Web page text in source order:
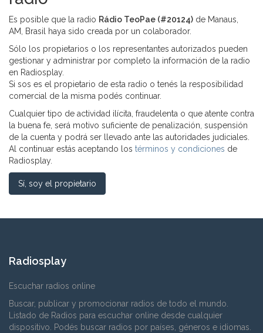
Es posible que la radio Rádio TeoPae (#20124) de Manaus,
AM, Brasil haya sido creada por un colaborador.
Sólo los propietarios o los representantes autorizados pueden
gestionar y administrar por completo la información de la radio
en Radiosplay.
Si sos es el propietario de esta radio o tenés la resposibilidad
comercial de la misma podés continuar.
Cualquier tipo de actividad ilícita, fraudelenta o que atente contra
la buena fe, será motivo suficiente de penalización, suspensión
de la cuenta y podrá ser llevado ante las autoridades judiciales.
Al continuar estás aceptando los términos y condiciones de
Radiosplay.
Sí, soy el propietario
Radiosplay
Escuchar radios online
Buscar, publicar y promocionar radios de todo el mundo.
Listado de Radios para escuchar online desde cualquier
dispositivo. Podés buscar radios por países, géneros e idiomas.